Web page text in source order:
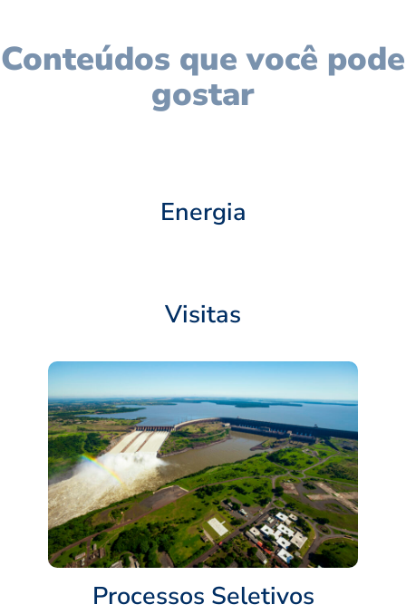
Conteúdos que você pode
gostar
Energia
Visitas
Processos Seletivos